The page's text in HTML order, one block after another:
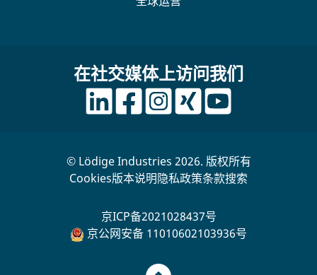
在社交媒体上访问我们
© Lödige Industries 2026. 版权所有
Cookies版本说明隐私政策条款搜索
京ICP备2021028437号
京公网安备 11010602103936号